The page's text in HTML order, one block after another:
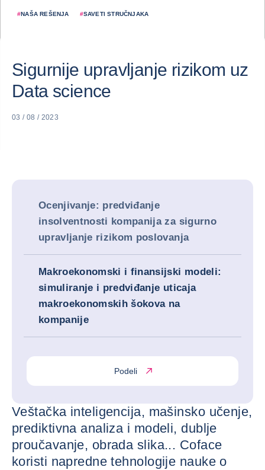
#NAŠA REŠENJA #SAVETI STRUČNJAKA
Sigurnije upravljanje rizikom uz
Data science
03 / 08 / 2023
Ocenjivanje: predviđanje
insolventnosti kompanija za sigurno
upravljanje rizikom poslovanja
Makroekonomski i finansijski modeli:
simuliranje i predviđanje uticaja
makroekonomskih šokova na
kompanije
Podeli
Veštačka inteligencija, mašinsko učenje,
prediktivna analiza i modeli, dublje
proučavanje, obrada slika... Coface
koristi napredne tehnologije nauke o